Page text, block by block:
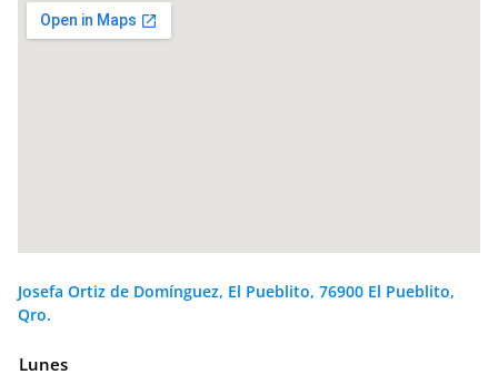
Josefa Ortiz de Domínguez, El Pueblito, 76900 El Pueblito,
Qro.
Lunes